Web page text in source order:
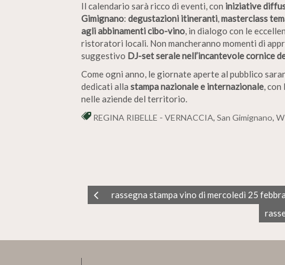
Il calendario sarà ricco di eventi, con iniziative
Gimignano: degustazioni itineranti,masterclass
agli abbinamenti cibo-vino, in dialogo con le
ristoratori locali. Non mancheranno momenti di
suggestivo DJ-set serale nell’incantevole cornice
Come ogni anno, le giornate aperte al pubblico
dedicati alla stampa nazionale e internazionale,
nelle aziende del territorio.
REGINA RIBELLE - VERNACCIA, San Gimignano,
rassegna stampa vino di mercoledì 25